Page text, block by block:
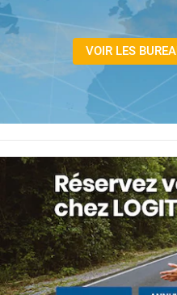
VOIR LES